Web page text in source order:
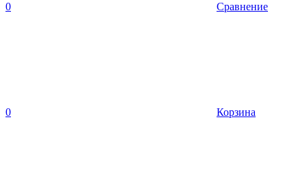
0 Сравнение
0 Корзина